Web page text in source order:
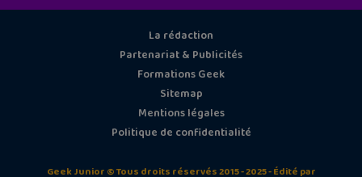
La rédaction
Partenariat & Publicités
Formations Geek
Sitemap
Mentions légales
Politique de confidentialité
Geek Junior © Tous droits réservés 2015 - 2025 - Édité par